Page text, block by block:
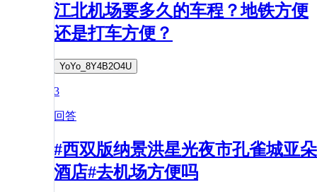
江北机场要多久的车程？地铁方便
还是打车方便？
YoYo_8Y4B2O4U
3
回答
#西双版纳景洪星光夜市孔雀城亚朵
酒店#去机场方便吗